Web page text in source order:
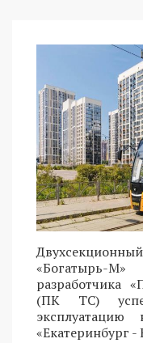
«Богатырь-М»
разработчика
(ПК ТС)
«Екатеринбург